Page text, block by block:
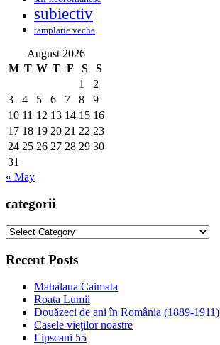
subiectiv
tamplarie veche
August 2026
M T W T F S
S
1
2
3
4 5 6 7 8
9
10 11 12 13 14 15 16
17 18 19 20 21 22 23
24 25 26 27 28 29 30
31
« May
categorii
categorii
Recent Posts
Mahalaua Caimata
Roata Lumii
Douăzeci de ani în România (1889-1911)
Casele vieţilor noastre
Lipscani 55